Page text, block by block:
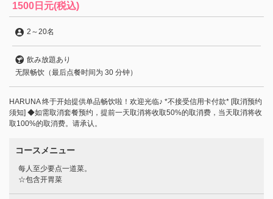
1500日元(税込)
2 ～20名
飲み放題あり
无限畅饮（最后点餐时间为 30 分钟）
HARUNA 终于开始提供单品畅饮啦！欢迎光临♪ *不接受信用卡付款* [取消预约
须知] ◆如需取消套餐预约，提前一天取消将收取50%的取消费，当天取消将收
取100%的取消费。请承认。
コースメニュー
每人至少要点一道菜。
☆包含开胃菜